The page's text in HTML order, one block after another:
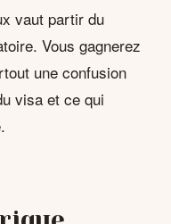
vaut partir du
Vous gagnerez
une confusion
visa et ce qui